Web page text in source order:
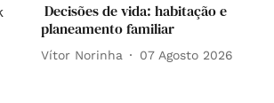
Decisões de vida: habitação e
planeamento familiar
Vítor Norinha 07 Agosto 2026